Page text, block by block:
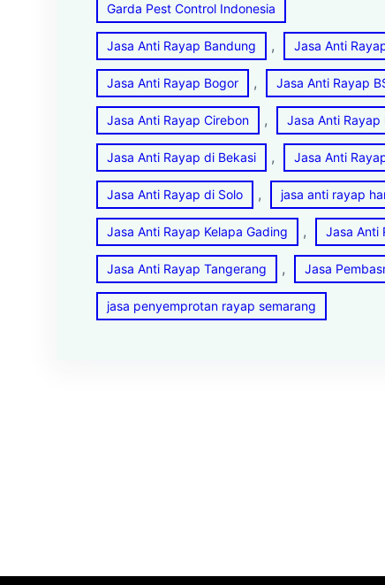
Garda Pest Control Indonesia
Jasa Anti Rayap Bandung , Jasa Anti
Jasa Anti Rayap Bogor , Jasa Anti Rayap
Jasa Anti Rayap Cirebon , Jasa Anti Rayap
Jasa Anti Rayap di Bekasi , Jasa Anti
Jasa Anti Rayap di Solo , jasa anti rayap
Jasa Anti Rayap Kelapa Gading , Jasa Anti
Jasa Anti Rayap Tangerang , Jasa
jasa penyemprotan rayap semarang